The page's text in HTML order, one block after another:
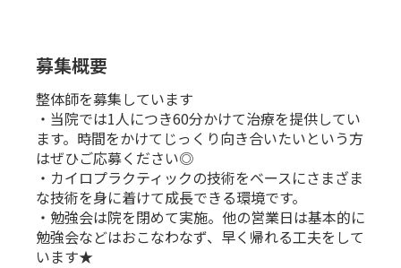
募集概要
整体師を募集しています
・当院では1人につき60分かけて治療を提供してい
ます。時間をかけてじっくり向き合いたいという方
はぜひご応募ください◎
・カイロプラクティックの技術をベースにさまざま
な技術を身に着けて成長できる環境です。
・勉強会は院を閉めて実施。他の営業日は基本的に
勉強会などはおこなわなず、早く帰れる工夫をして
います★